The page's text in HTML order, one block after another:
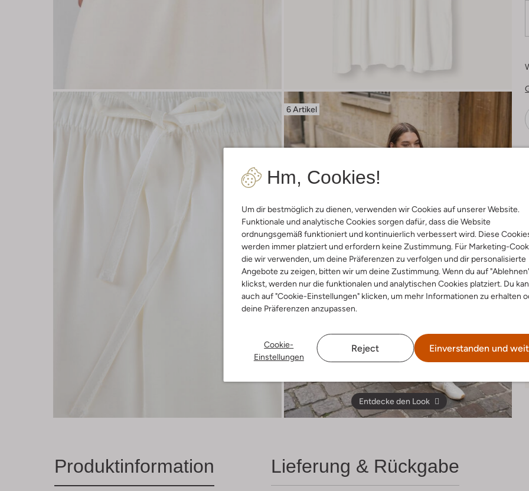
Hm, Cookies!
Um dir bestmöglich zu dienen, verwenden wir Cookies auf unserer Website.
Funktionale und analytische Cookies sorgen dafür, dass die Website
ordnungsgemäß funktioniert und kontinuierlich verbessert wird. Diese
werden immer platziert und erfordern keine Zustimmung. Für Marketing-
die wir verwenden, um deine Präferenzen zu verfolgen und dir personalisierte
Angebote zu zeigen, bitten wir um deine Zustimmung. Wenn du auf
klickst, werden nur die funktionalen und analytischen Cookies platziert. Du
auch auf "Cookie-Einstellungen" klicken, um mehr Informationen zu erhalten
deine Präferenzen anzupassen.
Cookie-
Einstellungen
Reject Einverstanden und
6 Artikel
Entdecke den Look
Produktinformation Lieferung & Rückgabe